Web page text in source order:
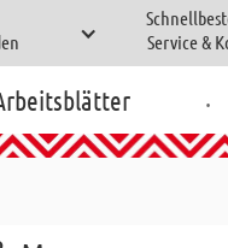
Service &
.